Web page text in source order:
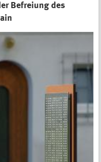
Befreiung des